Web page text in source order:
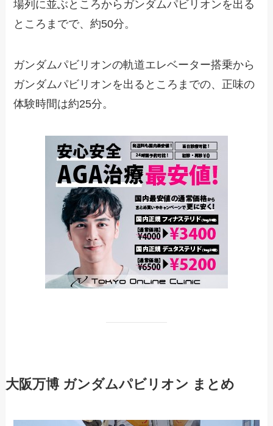
場列に並ぶところからガンダムパビリオンを出る
ところまでで、約50分。
ガンダムパビリオンの軌道エレベーター搭乗から
ガンダムパビリオンを出るところまでの、正味の
体験時間は約25分。
大阪万博 ガンダムパビリオン まとめ